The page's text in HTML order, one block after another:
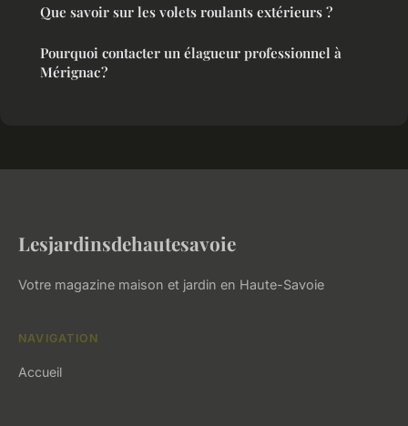
Que savoir sur les volets roulants extérieurs ?
Pourquoi contacter un élagueur professionnel à
Mérignac ?
Lesjardinsdehautesavoie
Votre magazine maison et jardin en Haute-Savoie
NAVIGATION
Accueil